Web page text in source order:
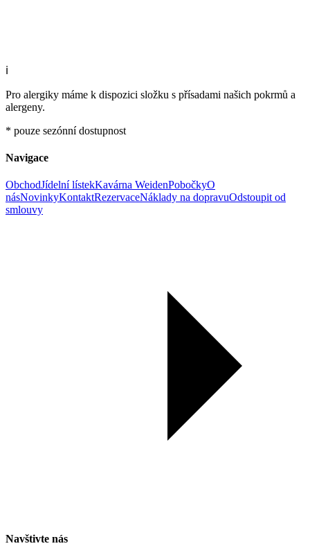
ℹ️
Pro alergiky máme k dispozici složku s přísadami našich pokrmů a
alergeny.
* pouze sezónní dostupnost
Navigace
ObchodJídelní lístekKavárna WeidenPobočkyO
násNovinkyKontaktRezervaceNáklady na dopravuOdstoupit od
smlouvy
Navštivte nás